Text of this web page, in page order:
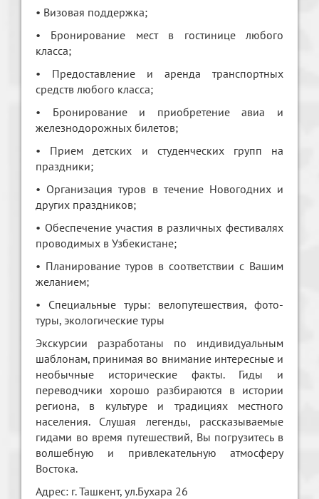
• Визовая поддержка;
• Бронирование мест в гостинице любого
класса;
• Предоставление и аренда транспортных
средств любого класса;
• Бронирование и приобретение авиа и
железнодорожных билетов;
• Прием детских и студенческих групп на
праздники;
• Организация туров в течение Новогодних и
других праздников;
• Обеспечение участия в различных фестивалях
проводимых в Узбекистане;
• Планирование туров в соответствии с Вашим
желанием;
• Специальные туры: велопутешествия, фото-
туры, экологические туры
Экскурсии разработаны по индивидуальным
шаблонам, принимая во внимание интересные и
необычные исторические факты. Гиды и
переводчики хорошо разбираются в истории
региона, в культуре и традициях местного
населения. Слушая легенды, рассказываемые
гидами во время путешествий, Вы погрузитесь в
волшебную и привлекательную атмосферу
Востока.
Адрес: г. Ташкент, ул.Бухара 26